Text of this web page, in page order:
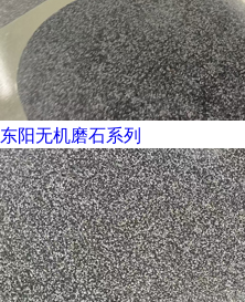
东阳无机磨石系列